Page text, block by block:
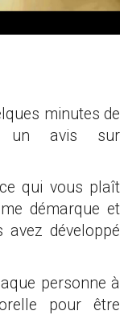
minutes de
un avis sur
qui vous plaît
démarque et
développé
personne à
pour être